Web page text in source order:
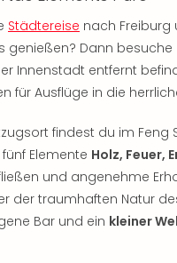
Städtereise nach Freiburg
genießen? Dann besuche
Innenstadt entfernt
für Ausflüge in die
findest du im Feng
Elemente Holz, Feuer,
und angenehme
der traumhaften Natur
Bar und ein kleiner